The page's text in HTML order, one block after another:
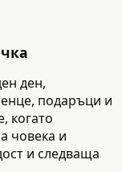
ден,
подаръци и
когато
човека и
и следваща